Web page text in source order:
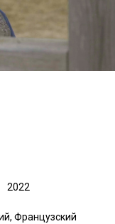
2022
Французский